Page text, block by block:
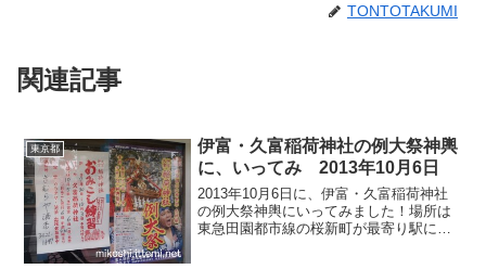
TONTOTAKUMI
関連記事
東京都
伊富・久富稲荷神社の例大祭神輿
に、いってみ 2013年10月6日
2013年10月6日に、伊富・久富稲荷神社
の例大祭神輿にいってみました！場所は
東急田園都市線の桜新町が最寄り駅にな